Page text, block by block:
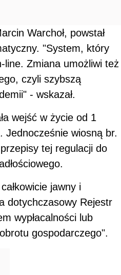
Warchoł, powstał
"System, który
line. Zmiana umożliwi też
czyli szybszą
- wskazał.
wejść w życie od 1
wiosną br.
tej regulacji do
jawny i
dotychczasowy Rejestr
wypłacalności lub
gospodarczego".